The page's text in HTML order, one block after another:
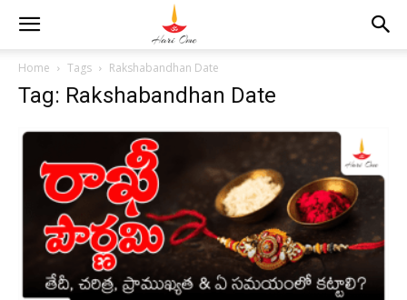
Home Tags Rakshabandhan Date
Tag: Rakshabandhan Date